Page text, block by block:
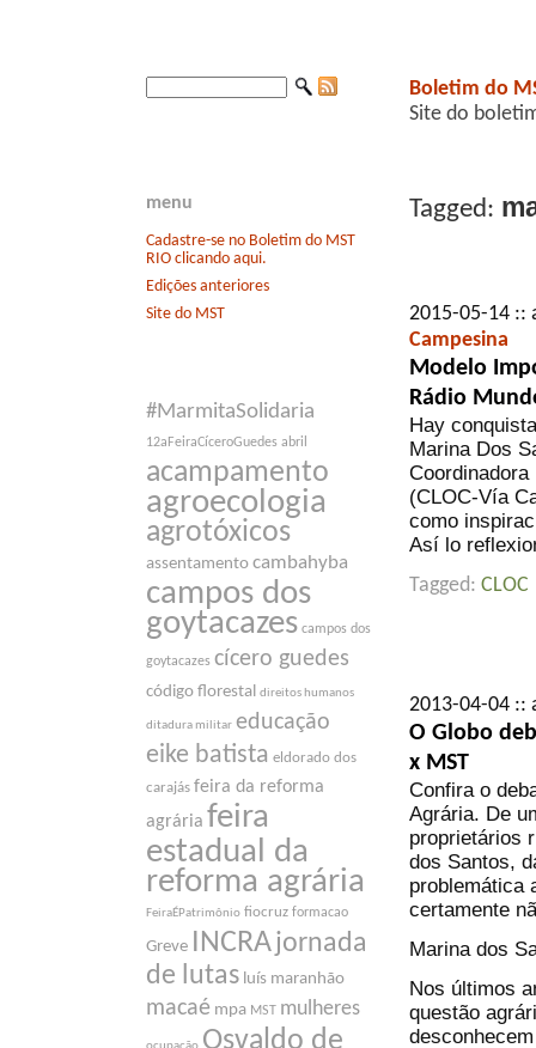
menu
Cadastre-se no Boletim do MST
RIO clicando aqui.
Edições anteriores
Site do MST
#MarmitaSolidaria
12aFeiraCíceroGuedes abril
acampamento
agroecologia
agrotóxicos
assentamento cambahyba
campos dos
goytacazes campos dos
goytacazes cícero guedes
código florestal direitos humanos
ditadura militar educação
eike batista eldorado dos
carajás feira da reforma
agrária feira
estadual da
reforma agrária
FeiraÉPatrimônio fiocruz formacao
Greve INCRA jornada
de lutas luís maranhão
macaé mpa MST mulheres
Osvaldo de
Boletim do
Site do
Tagged:
2015-05-14
Campesina
Modelo
Rádio
Hay
Marina Dos
(CLOC-Vía
como
Así lo
Tagged: CLOC
2013-04-04
O Globo
x MST
Confira o
Agrária. De
proprietários
dos Santos,
problemática
certamente
Marina dos
Nos últimos
questão